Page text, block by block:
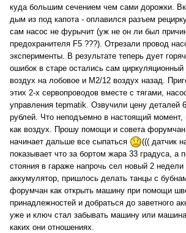
куда большим сечением чем сами дорожки.
дым из под капота - оплавился разъем
сам насос не фурычит (уж не он ли был
предохранителя F5 ???). Отрезали провод
эксперименты. В результате теперь дует
ошибок в старе остались сам
воздух на лобовое и М2/12 воздух назад.
этих 2-х сервопроводов вместе с тягами,
управления tepmatik. Озвучили цену деталей
рублей. Что неподъемно в настоящий
как воздух. Прошу помощи и совета
начинает дальше все сыпаться
((( датчик
показывает что за бортом жара 33 градуса, а
стояния в гараже напрочь сел новый 2
аккумулятор, пришлось делать танцы с
форумчан как открыть машину при помощи
принадлежностей и добраться до заветного
уже и ключ стал забывать машину или
каких они отношениях.